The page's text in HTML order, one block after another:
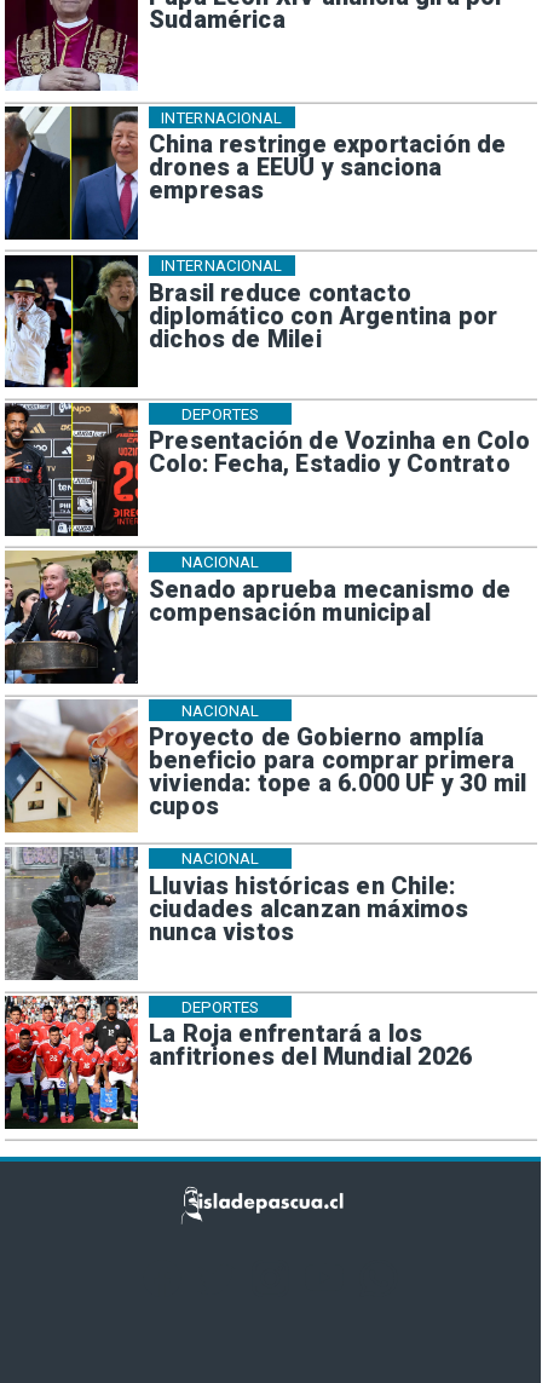
Sudamérica
China restringe exportación de
drones a EEUU y sanciona
empresas
INTERNACIONAL
Brasil reduce contacto
diplomático con Argentina por
dichos de Milei
INTERNACIONAL
Presentación de Vozinha en Colo
Colo: Fecha, Estadio y Contrato
DEPORTES
Senado aprueba mecanismo de
compensación municipal
NACIONAL
Proyecto de Gobierno amplía
beneficio para comprar primera
vivienda: tope a 6.000 UF y 30 mil
cupos
NACIONAL
Lluvias históricas en Chile:
ciudades alcanzan máximos
nunca vistos
NACIONAL
La Roja enfrentará a los
anfitriones del Mundial 2026
DEPORTES